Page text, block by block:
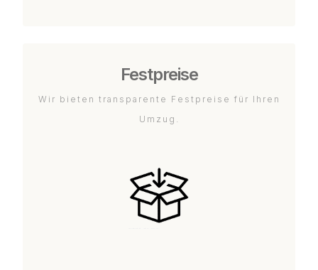
Festpreise
Wir bieten transparente Festpreise für Ihren
Umzug.